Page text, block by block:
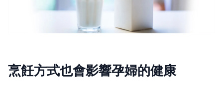
烹飪方式也會影響孕婦的健康